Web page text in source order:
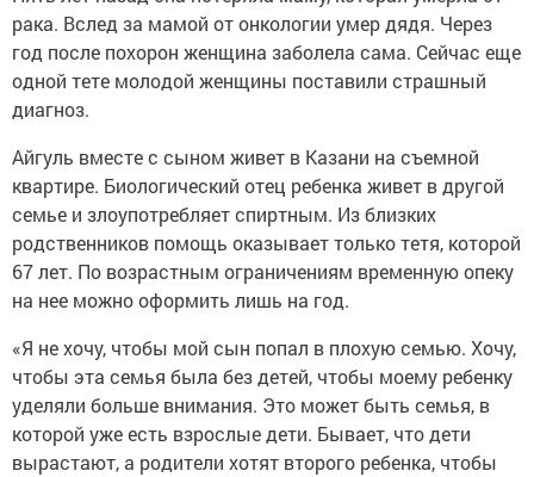
рака. Вслед за мамой от онкологии умер дядя. Через
год после похорон женщина заболела сама. Сейчас еще
одной тете молодой женщины поставили страшный
диагноз.
Айгуль вместе с сыном живет в Казани на съемной
квартире. Биологический отец ребенка живет в другой
семье и злоупотребляет спиртным. Из близких
родственников помощь оказывает только тетя, которой
67 лет. По возрастным ограничениям временную опеку
на нее можно оформить лишь на год.
«Я не хочу, чтобы мой сын попал в плохую семью. Хочу,
чтобы эта семья была без детей, чтобы моему ребенку
уделяли больше внимания. Это может быть семья, в
которой уже есть взрослые дети. Бывает, что дети
вырастают, а родители хотят второго ребенка, чтобы